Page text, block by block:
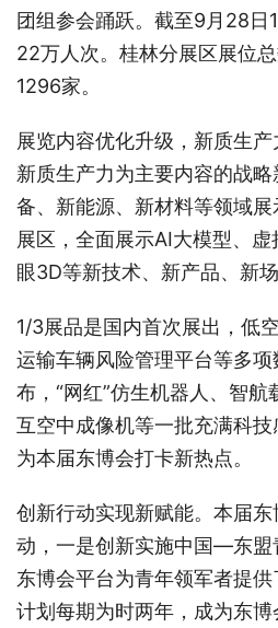
团组参会踊跃。截至9月28日
22万人次。桂林分展区展位
1296家。
展览内容优化升级，新质生
新质生产力为主要内容的战
备、新能源、新材料等领域
展区，全面展示AI大模型、
眼3D等新技术、新产品、新场
1/3展品是国内首次展出，低
运输车辆风险管理平台等多
布，“网红”仿生机器人、智
互空中成像机等一批充满科
为本届东博会打卡新热点。
创新行动实现新赋能。本届
动，一是创新实施中国—东盟
东博会平台为青年领军者提
计划每期为时两年，成为东